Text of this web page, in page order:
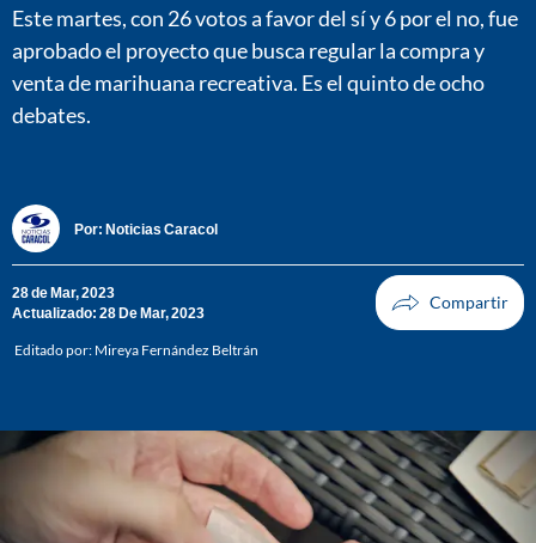
Este martes, con 26 votos a favor del sí y 6 por el no, fue
aprobado el proyecto que busca regular la compra y
venta de marihuana recreativa. Es el quinto de ocho
debates.
Por: Noticias Caracol
28 de Mar, 2023
Actualizado: 28 De Mar, 2023
Editado por: Mireya Fernández Beltrán